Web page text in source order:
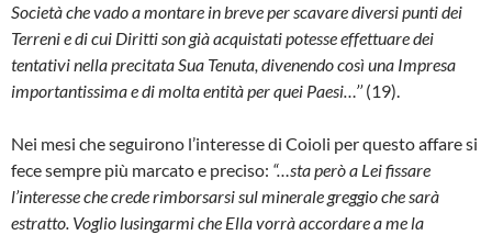
Società che vado a montare in breve per sca­vare diversi punti dei
Terreni e di cui Dirittison già acquistati potesse effettuare dei
tentativi nella precitata Sua Tenuta, divenendo così una Impresa
importantissima e di molta entità per quei Paesi…’’(19).
Nei mesi che seguirono l’interesse di Coioli per questo affare si
fece sempre più marcato e pre­ciso: “…sta però a Lei fissare
l’interesse che crede rimborsarsi sul minerale greggio che sa­rà
estratto. Voglio lusingarmi che Ella vorrà ac­cordare a me la